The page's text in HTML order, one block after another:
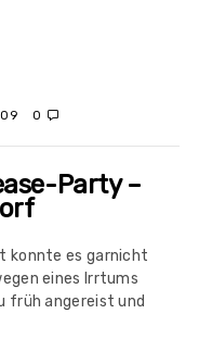
0
Party –
konnte es garnicht
eines Irrtums
früh angereist und